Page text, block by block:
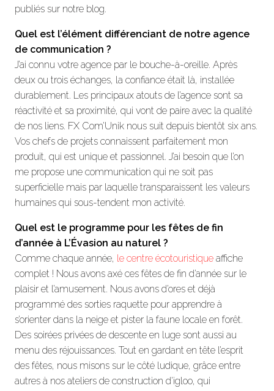
publiés sur notre blog.
Quel est l’élément différenciant de notre agence
de communication ?
J’ai connu votre agence par le bouche-à-oreille. Après
deux ou trois échanges, la confiance était là, installée
durablement. Les principaux atouts de l’agence sont sa
réactivité et sa proximité, qui vont de paire avec la qualité
de nos liens. FX Com’Unik nous suit depuis bientôt six ans.
Vos chefs de projets connaissent parfaitement mon
produit, qui est unique et passionnel. J’ai besoin que l’on
me propose une communication qui ne soit pas
superficielle mais par laquelle transparaissent les valeurs
humaines qui sous-tendent mon activité.
Quel est le programme pour les fêtes de fin
d’année à L’Évasion au naturel ?
Comme chaque année, le centre écotouristique affiche
complet ! Nous avons axé ces fêtes de fin d’année sur le
plaisir et l’amusement. Nous avons d’ores et déjà
programmé des sorties raquette pour apprendre à
s’orienter dans la neige et pister la faune locale en forêt.
Des soirées privées de descente en luge sont aussi au
menu des réjouissances. Tout en gardant en tête l’esprit
des fêtes, nous misons sur le côté ludique, grâce entre
autres à nos ateliers de construction d’igloo, qui